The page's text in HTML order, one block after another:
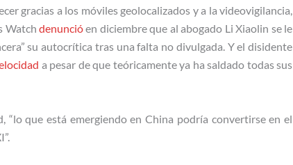
gracias a los móviles geolocalizados y a la videovigilancia,
Watch denuncióen diciembre que al abogado Li Xiaolin se le
su autocrítica tras una falta no divulgada. Y el disidente
a pesar de que teóricamente ya ha saldado todas sus
“lo que está emergiendo en China podría convertirse en el